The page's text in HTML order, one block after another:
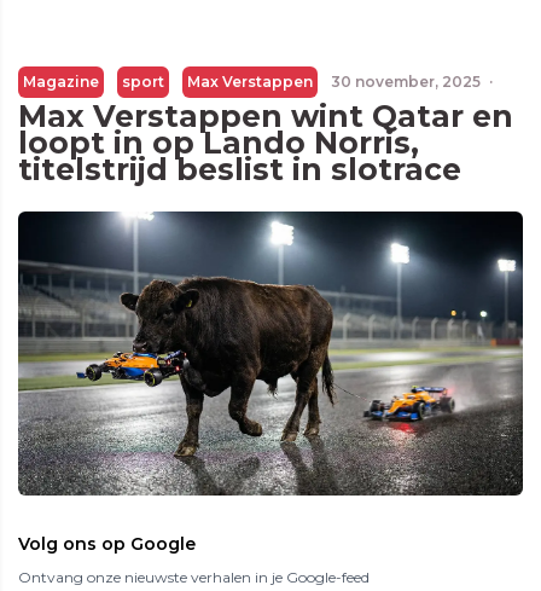
Magazine sport Max Verstappen 30 november, 2025 ·
Max Verstappen wint Qatar en
loopt in op Lando Norris,
titelstrijd beslist in slotrace
Volg ons op Google
Ontvang onze nieuwste verhalen in je Google-feed